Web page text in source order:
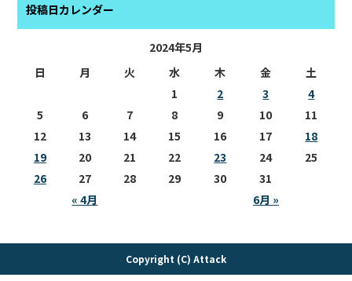
投稿日カレンダー
2024年5月
日
月 火 水 木 金 土
« 4月 6月 »
1 2 3
4
5
6 7 8 9 10
11
12
13 14 15 16 17
18
19
20 21 22 23 24
25
26
27 28 29 30 31
Copyright (C) Attack